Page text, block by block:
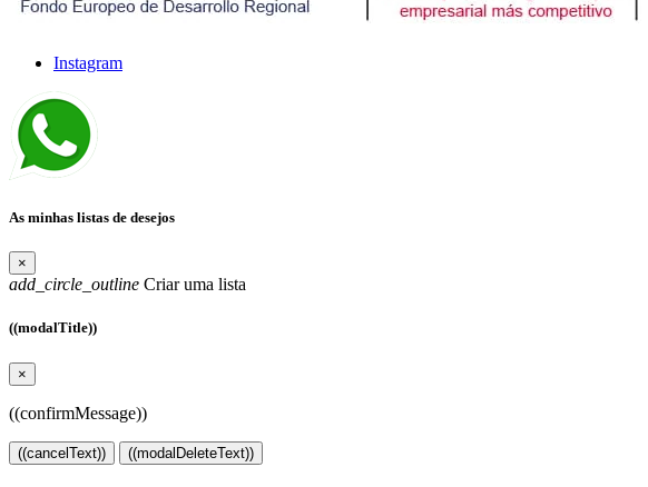
Instagram
As minhas listas de desejos
×
add_circle_outline Criar uma lista
((modalTitle))
×
((confirmMessage))
((cancelText)) ((modalDeleteText))